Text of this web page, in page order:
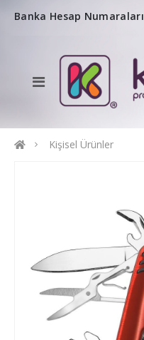
Banka Hesap Numaraları
Kişisel Ürünler